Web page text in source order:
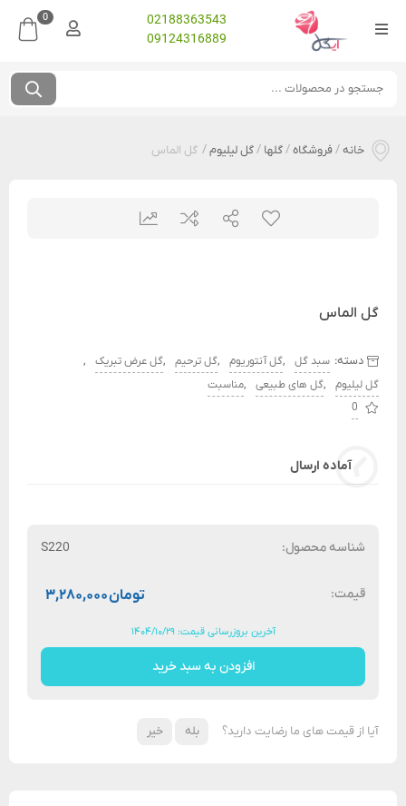
02188363543
09124316889
0
خانه/فروشگاه/گلها /گل لیلیوم/ گل الماس
گل الماس
دسته: سبد گل ,گل آنتوریوم ,گل ترحیم ,گل عرض تبریک ,
گل لیلیوم ,گل های طبیعی ,مناسبت
0
آماده ارسال
شناسه محصول: S220
قیمت: ۳,۲۸۰,۰۰۰تومان
آخرین بروزرسانی قیمت: ۱۴۰۴/۱۰/۲۹
افزودن به سبد خرید
آیا از قیمت های ما رضایت دارید؟ بله خیر